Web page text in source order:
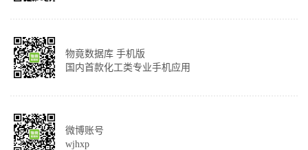
物竟数据库 手机版
国内首款化工类专业手机应用
微博账号
wjhxp